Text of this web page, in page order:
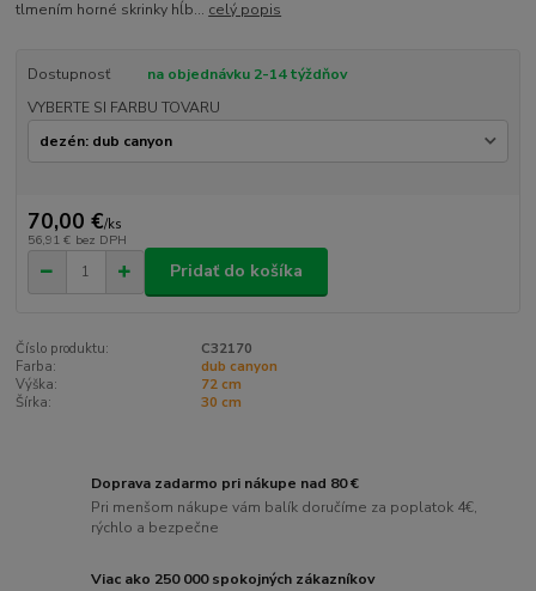
tlmením horné skrinky hĺb... celý popis
Dostupnosť
na objednávku 2-14 týždňov
VYBERTE SI FARBU TOVARU
70,00 €/ks
56,91 € bez DPH
Pridať do košíka
Číslo produktu:
C32170
Farba:
dub canyon
Výška:
72 cm
Šírka:
30 cm
Doprava zadarmo pri nákupe nad 80 €
Pri menšom nákupe vám balík doručíme za poplatok 4€,
rýchlo a bezpečne
Viac ako 250 000 spokojných zákazníkov